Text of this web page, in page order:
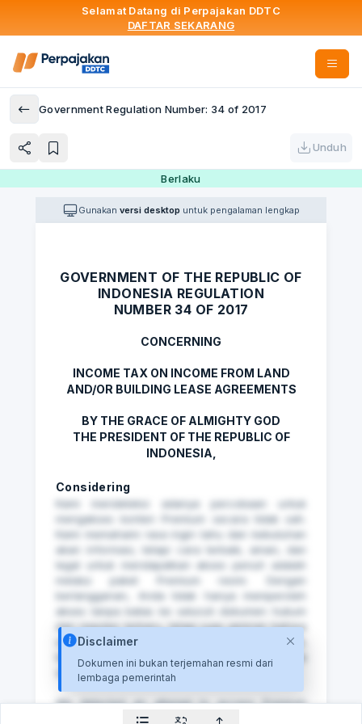
Selamat Datang di Perpajakan DDTC
DAFTAR SEKARANG
Government Regulation Number: 34 of 2017
Unduh
Berlaku
Gunakan versi desktop untuk pengalaman lengkap
GOVERNMENT OF THE REPUBLIC OF
INDONESIA REGULATION
NUMBER 34 OF 2017
CONCERNING
INCOME TAX ON INCOME FROM LAND
AND/OR BUILDING LEASE AGREEMENTS
BY THE GRACE OF ALMIGHTY GOD
THE PRESIDENT OF THE REPUBLIC OF
INDONESIA,
Considering
Kami mendeteksi adanya percobaan untuk
mengakses konten Premium secara tidak sah.
Kami memahami rasa ingin tahu dan kebutuhan
akan informasi, tetapi cara terbaik, aman, dan
legal untuk mendapatkan akses penuh adalah
melalui paket Premium resmi. Dengan
berlangganan, Anda tidak hanya memperoleh
akses tanpa batas ke seluruh dokumen hukum
dan regulasi terbaru, tetapi juga jaminan bahwa
setiap informasi yang Anda dapatkan valid,
terpercaya, dan mendukung aktivitas Anda
secara profesional.
⁠We detected an attempt to access Premium
content without authorization. While we
Disclaimer
Dokumen ini bukan terjemahan resmi dari
lembaga pemerintah